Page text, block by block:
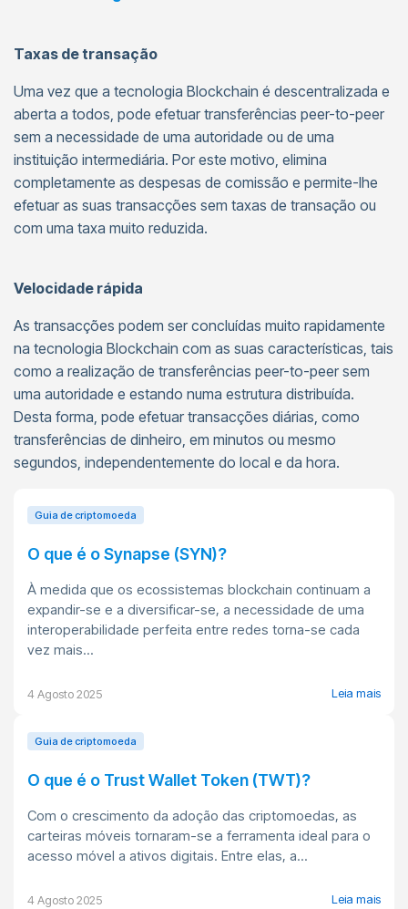
Taxas de transação
Uma vez que a tecnologia Blockchain é descentralizada e
aberta a todos, pode efetuar transferências peer-to-peer
sem a necessidade de uma autoridade ou de uma
instituição intermediária. Por este motivo, elimina
completamente as despesas de comissão e permite-lhe
efetuar as suas transacções sem taxas de transação ou
com uma taxa muito reduzida.
Velocidade rápida
As transacções podem ser concluídas muito rapidamente
na tecnologia Blockchain com as suas características, tais
como a realização de transferências peer-to-peer sem
uma autoridade e estando numa estrutura distribuída.
Desta forma, pode efetuar transacções diárias, como
transferências de dinheiro, em minutos ou mesmo
segundos, independentemente do local e da hora.
Guia de criptomoeda
O que é o Synapse (SYN)?
À medida que os ecossistemas blockchain continuam a
expandir-se e a diversificar-se, a necessidade de uma
interoperabilidade perfeita entre redes torna-se cada
vez mais...
4 Agosto 2025 Leia mais
Guia de criptomoeda
O que é o Trust Wallet Token (TWT)?
Com o crescimento da adoção das criptomoedas, as
carteiras móveis tornaram-se a ferramenta ideal para o
acesso móvel a ativos digitais. Entre elas, a...
4 Agosto 2025 Leia mais